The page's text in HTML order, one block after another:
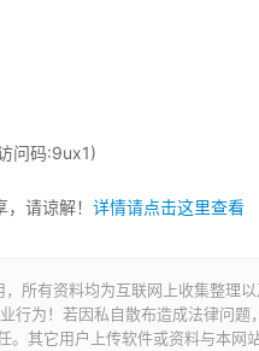
问码:9ux1)
请谅解！ 详情请点击这里查看
所有资料均为互联网上收集整理
行为！若因私自散布造成法律问题
其它用户上传软件或资料与本网